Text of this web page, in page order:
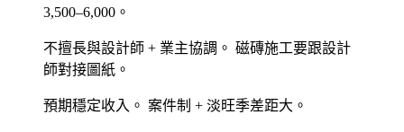
3,500–6,000。
不擅長與設計師 + 業主協調。 磁磚施工要跟設計
師對接圖紙。
預期穩定收入。 案件制 + 淡旺季差距大。